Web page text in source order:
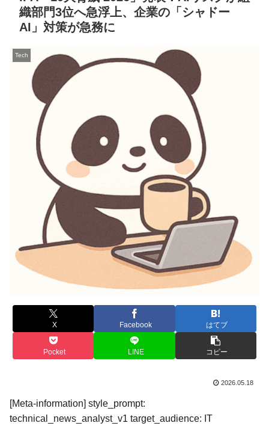
織部門3位へ急浮上、企業の「シャドー
AI」対策が急務に
Tech
X Facebook はてブ
Pocket LINE コピー
2026.05.18
[Meta-information] style_prompt:
technical_news_analyst_v1 target_audience: IT